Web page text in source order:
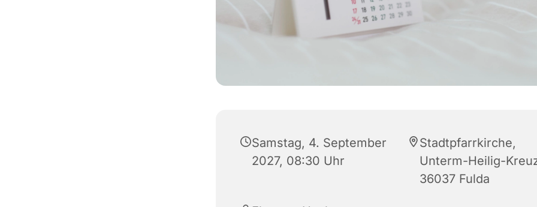
Samstag, 4. September
2027, 08:30 Uhr
Stadtpfarrkirche,
Unterm-Heilig-
36037 Fulda